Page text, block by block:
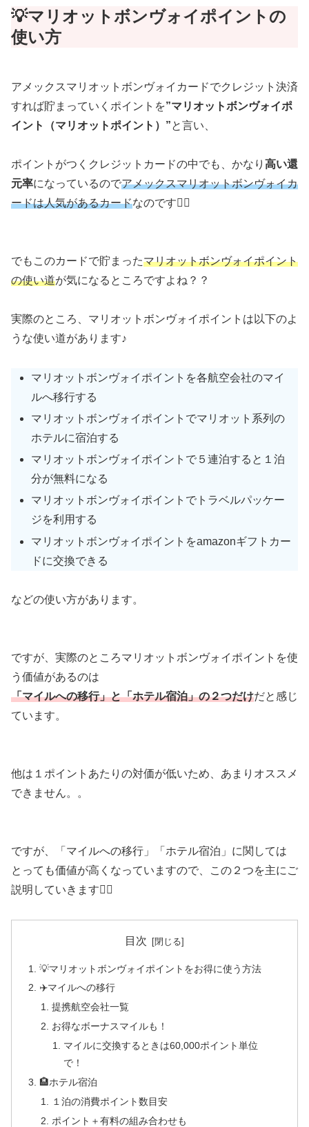
💡マリオットボンヴォイポイントの
使い方
アメックスマリオットボンヴォイカードでクレジット決済
すれば貯まっていくポイントを”マリオットボンヴォイポ
イント（マリオットポイント）”と言い、
ポイントがつくクレジットカードの中でも、かなり 高い還
元率になっているのでアメックスマリオットボンヴォイカ
ードは人気があるカードなのです🙋‍♂️
でもこのカードで貯まったマリオットボンヴォイポイント
の使い道が気になるところですよね？？
実際のところ、マリオットボンヴォイポイントは以下のよ
うな使い道があります♪
マリオットボンヴォイポイントを各航空会社のマイ
ルへ移行する
マリオットボンヴォイポイントでマリオット系列の
ホテルに宿泊する
マリオットボンヴォイポイントで５連泊すると１泊
分が無料になる
マリオットボンヴォイポイントでトラベルパッケー
ジを利用する
マリオットボンヴォイポイントをamazonギフトカー
ドに交換できる
などの使い方があります。
ですが、実際のところマリオットボンヴォイポイントを使
う価値があるのは
「マイルへの移行」と「ホテル宿泊」の２つだけだと感じ
ています。
他は１ポイントあたりの対価が低いため、あまりオススメ
できません。。
ですが、「マイルへの移行」「ホテル宿泊」に関しては
とっても価値が高くなっていますので、この２つを主にご
説明していきます🙋‍♀️
目次
💡マリオットボンヴォイポイントをお得に使う方法
✈️マイルへの移行
提携航空会社一覧
お得なボーナスマイルも！
マイルに交換するときは60,000ポイント単位
で！
🏨ホテル宿泊
１泊の消費ポイント数目安
ポイント＋有料の組み合わせも